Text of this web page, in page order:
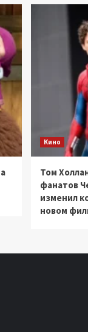
Кино
Том
фанатов
изменил
новом